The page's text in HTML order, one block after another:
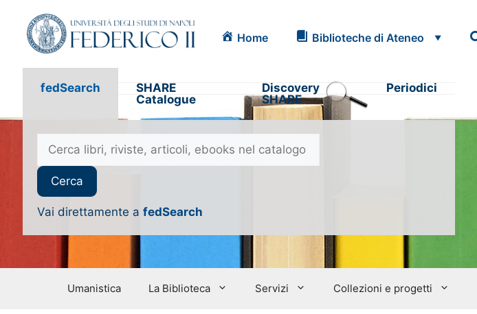
Home Biblioteche di Ateneo
fedSearch
SHARE
Catalogue
Discovery
SHARE
Periodici
Vai direttamente a fedSearch
Umanistica La Biblioteca Servizi Collezioni e progetti